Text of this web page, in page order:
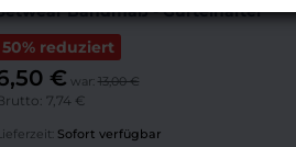
Bandmaß - Gürtelhalter
50% reduziert
€ war: 13,00 €
7,74 €
Sofort verfügbar